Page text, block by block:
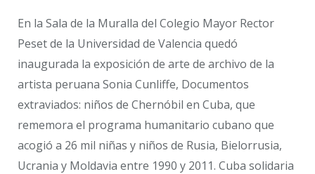
En la Sala de la Muralla del Colegio Mayor Rector
Peset de la Universidad de Valencia quedó
inaugurada la exposición de arte de archivo de la
artista peruana Sonia Cunliffe, Documentos
extraviados: niños de Chernóbil en Cuba, que
rememora el programa humanitario cubano que
acogió a 26 mil niñas y niños de Rusia, Bielorrusia,
Ucrania y Moldavia entre 1990 y 2011. Cuba solidaria